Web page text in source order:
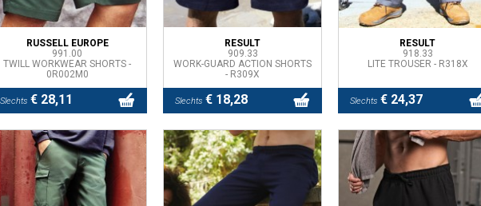
RUSSELL EUROPE
991.00
TWILL WORKWEAR SHORTS -
0R002M0
Slechts€ 28,11
RESULT
909.33
WORK-GUARD ACTION SHORTS
- R309X
Slechts€ 18,28
RESULT
918.33
LITE TROUSER - R318X
Slechts € 24,37